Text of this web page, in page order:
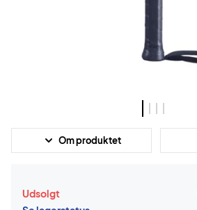
Om produktet
Udsolgt